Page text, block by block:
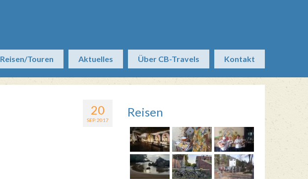
Reisen/Touren Aktuelles Über CB-Travels Kontakt
20
SEP. 2017
Reisen